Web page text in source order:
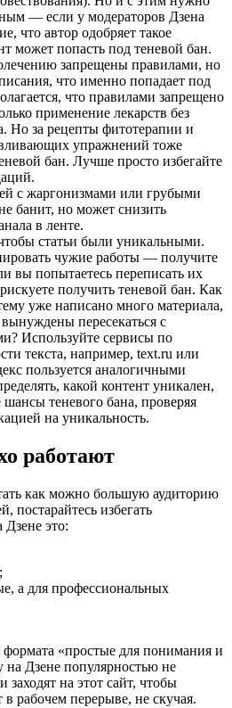
— если у модераторов Дзена
что автор одобряет такое
может попасть под теневой бан.
запрещены правилами, но
что именно попадает под
что правилами запрещено
применение лекарств без
Но за рецепты фитотерапии и
упражнений тоже
бан. Лучше просто избегайте
с жаргонизмами или грубыми
банит, но может снизить
в ленте.
статьи были уникальными.
чужие работы — получите
вы попытаетесь переписать их
получить теневой бан. Как
уже написано много материала,
пересекаться с
Используйте сервисы по
текста, например, text.ru или
пользуется аналогичными
какой контент уникален,
теневого бана, проверяя
на уникальность.
работают
как можно большую аудиторию
постарайтесь избегать
это:
а для профессиональных
«простые для понимания и
на Дзене популярностью не
на этот сайт, чтобы
рабочем перерыве, не скучая.